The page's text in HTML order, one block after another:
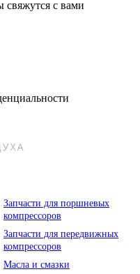
свяжутся с вами
Запчасти для поршневых
компрессоров
Запчасти для передвижных
компрессоров
Масла и смазки